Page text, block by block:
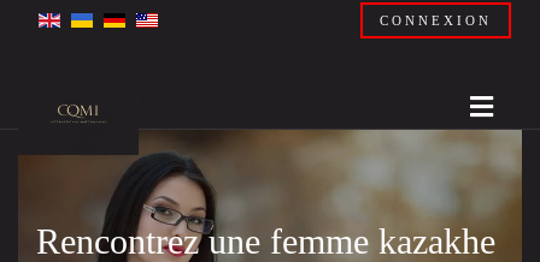
CONNEXION
Rencontrez une femme kazakhe